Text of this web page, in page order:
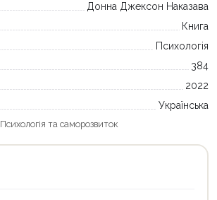
Донна Джексон Наказава
Книга
Психологія
384
2022
Українська
Психологія та саморозвиток